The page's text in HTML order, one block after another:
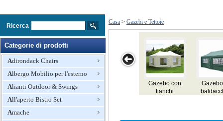
Ricerca
Categorie di prodotti
Adirondack Chairs
Albergo Mobilio per l'esterno
Alianti Outdoor & Swings
All'aperto Bistro Set
Amache
Casa > Gazebi e Tettoie
Gazebo con
completi,
realizzate in
poliestere
Gazebo del
baldacchino
della tenda con
420D Oxford
Hexagon
Gazebo